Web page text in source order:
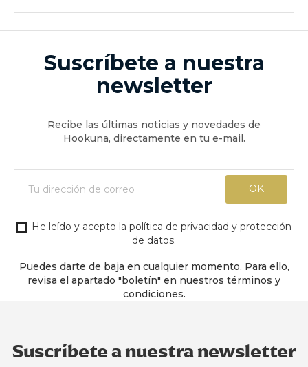
Suscríbete a nuestra
newsletter
Recibe las últimas noticias y novedades de
Hookuna, directamente en tu e-mail.
He leído y acepto la política de privacidad y protección
de datos.
Puedes darte de baja en cualquier momento. Para ello,
revisa el apartado "boletín" en nuestros términos y
condiciones.
Suscríbete a nuestra newsletter